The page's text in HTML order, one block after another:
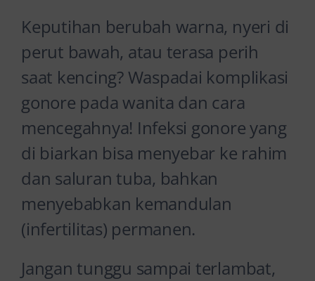
Keputihan berubah warna, nyeri di
perut bawah, atau terasa perih
saat kencing? Waspadai komplikasi
gonore pada wanita dan cara
mencegahnya! Infeksi gonore yang
di biarkan bisa menyebar ke rahim
dan saluran tuba, bahkan
menyebabkan kemandulan
(infertilitas) permanen.
Jangan tunggu sampai terlambat,